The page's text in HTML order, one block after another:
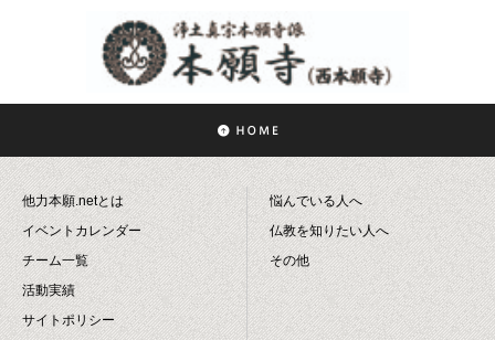
他力本願.netとは
イベントカレンダー
チーム一覧
活動実績
サイトポリシー
悩んでいる人へ
仏教を知りたい人へ
その他